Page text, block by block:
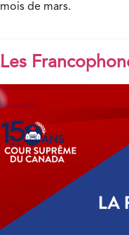
mois de mars.
Les